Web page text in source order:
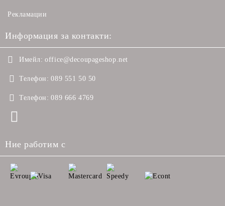
Рекламации
Информация за контакти:
Имейл: office@decoupageshop.net
Телефон: 089 551 50 50
Телефон: 089 666 4769
Ние работим с